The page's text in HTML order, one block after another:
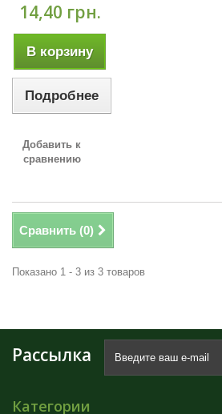
14,40 грн.
В корзину
Подробнее
Добавить к
сравнению
Сравнить (0)
Показано 1 - 3 из 3 товаров
Рассылка
Категории